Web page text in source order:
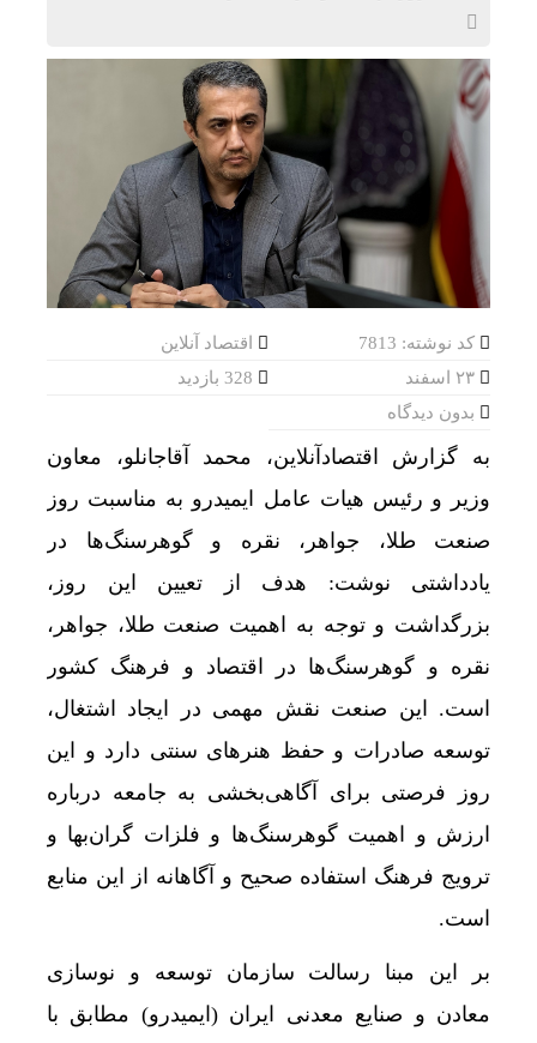
کد نوشته: 7813
اقتصاد آنلاین
بدون دیدگاه
به گزارش اقتصادآنلاین، محمد آقاجانلو، معاون
وزیر و رئیس هیات عامل ایمیدرو به مناسبت روز
صنعت طلا، جواهر، نقره و گوهرسنگ‌ها در
یادداشتی نوشت: هدف از تعیین این روز،
بزرگداشت و توجه به اهمیت صنعت طلا، جواهر،
نقره و گوهرسنگ‌ها در اقتصاد و فرهنگ کشور
است. این صنعت نقش مهمی در ایجاد اشتغال،
توسعه صادرات و حفظ هنرهای سنتی دارد و این
روز فرصتی برای آگاهی‌بخشی به جامعه درباره
ارزش و اهمیت گوهرسنگ‌ها و فلزات گران‌بها و
ترویج فرهنگ استفاده صحیح و آگاهانه از این منابع
است.
بر این مبنا رسالت سازمان توسعه و نوسازی
معادن و صنایع معدنی ایران (ایمیدرو) مطابق با